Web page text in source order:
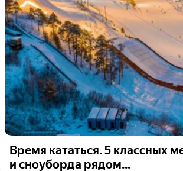
Время кататься. 5 классных
и сноуборда рядом...